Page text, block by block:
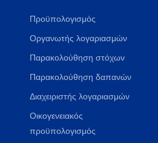
Προϋπολογισμός
Οργανωτής λογαριασμών
Παρακολούθηση στόχων
Παρακολούθηση δαπανών
Διαχειριστής λογαριασμών
Οικογενειακός
προϋπολογισμός